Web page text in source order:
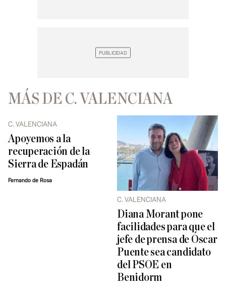
MÁS DE C. VALENCIANA
C. VALENCIANA
Apoyemos a la
recuperación de la
Sierra de Espadán
Fernando de Rosa
C. VALENCIANA
Diana Morant pone
facilidades para que el
jefe de prensa de Óscar
Puente sea candidato
del PSOE en
Benidorm